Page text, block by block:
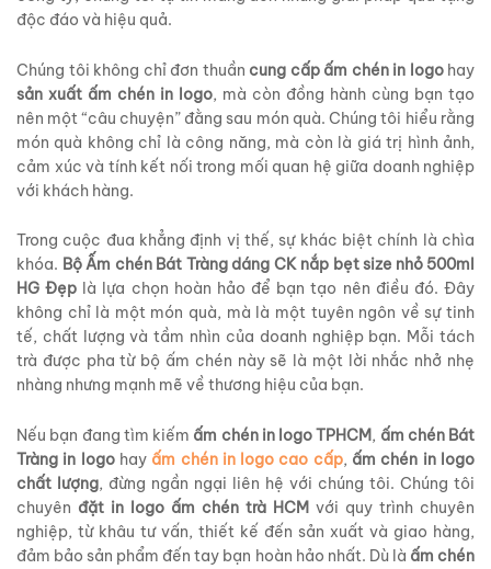
độc đáo và hiệu quả.
Chúng tôi không chỉ đơn thuần cung cấp ấm chén in logohay
sản xuất ấm chén in logo, mà còn đồng hành cùng bạn tạo
nên một “câu chuyện” đằng sau món quà. Chúng tôi hiểu rằng
món quà không chỉ là công năng, mà còn là giá trị hình ảnh,
cảm xúc và tính kết nối trong mối quan hệ giữa doanh nghiệp
với khách hàng.
Trong cuộc đua khẳng định vị thế, sự khác biệt chính là chìa
khóa. Bộ Ấm chén Bát Tràng dáng CK nắp bẹt size nhỏ 500ml
HG Đẹp là lựa chọn hoàn hảo để bạn tạo nên điều đó. Đây
không chỉ là một món quà, mà là một tuyên ngôn về sự tinh
tế, chất lượng và tầm nhìn của doanh nghiệp bạn. Mỗi tách
trà được pha từ bộ ấm chén này sẽ là một lời nhắc nhở nhẹ
nhàng nhưng mạnh mẽ về thương hiệu của bạn.
Nếu bạn đang tìm kiếm ấm chén in logo TPHCM, ấm chén Bát
Tràng in logohay ấm chén in logo cao cấp, ấm chén in logo
chất lượng, đừng ngần ngại liên hệ với chúng tôi. Chúng tôi
chuyên đặt in logo ấm chén trà HCM với quy trình chuyên
nghiệp, từ khâu tư vấn, thiết kế đến sản xuất và giao hàng,
đảm bảo sản phẩm đến tay bạn hoàn hảo nhất. Dù là ấm chén